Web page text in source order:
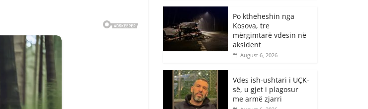
Po ktheheshin nga
Kosova, tre
mërgimtarë vdesin në
aksident
August 6, 2026
Vdes ish-ushtari i UÇK-
së, u gjet i plagosur
me armë zjarri